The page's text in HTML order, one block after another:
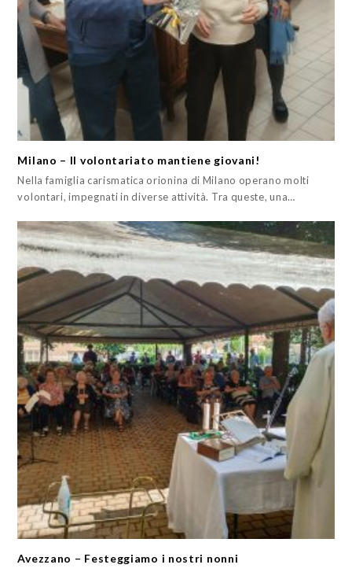
Milano – Il volontariato mantiene giovani!
Nella famiglia carismatica orionina di Milano operano molti
volontari, impegnati in diverse attività. Tra queste, una…
Avezzano – Festeggiamo i nostri nonni